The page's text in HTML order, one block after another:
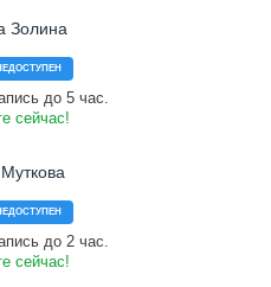
Золина
до 5 час.
сейчас!
до 2 час.
сейчас!